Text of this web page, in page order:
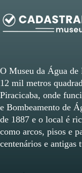
O Museu da Água de
12 mil metros
Piracicaba, onde
e Bombeamento de
de 1887 e o local é
como arcos, pisos e
centenários e antigas